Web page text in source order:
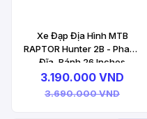
Xe Đạp Địa Hình MTB
RAPTOR Hunter 2B - Phanh
Đĩa, Bánh 26 Inches
3.190.000 VND
3.690.000 VND